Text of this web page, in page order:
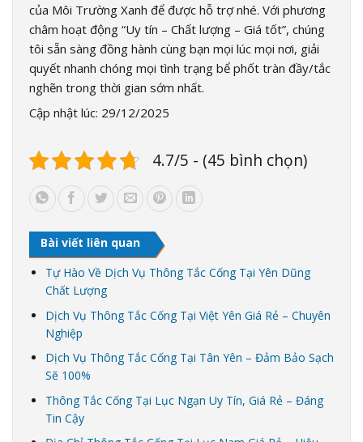
của Môi Trường Xanh để được hỗ trợ nhé. Với phương
châm hoạt động “Uy tín – Chất lượng – Giá tốt”, chúng
tôi sẵn sàng đồng hành cùng bạn mọi lúc mọi nơi, giải
quyết nhanh chóng mọi tình trạng bể phốt tràn đầy/tắc
nghẽn trong thời gian sớm nhất.
Cập nhật lúc: 29/12/2025
4.7/5 - (45 bình chọn)
Bài viết liên quan
Tự Hào Về Dịch Vụ Thông Tắc Cống Tại Yên Dũng
Chất Lượng
Dịch Vụ Thông Tắc Cống Tại Việt Yên Giá Rẻ – Chuyên
Nghiệp
Dịch Vụ Thông Tắc Cống Tại Tân Yên – Đảm Bảo Sạch
Sẽ 100%
Thông Tắc Cống Tại Lục Ngạn Uy Tín, Giá Rẻ – Đáng
Tin Cậy